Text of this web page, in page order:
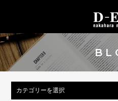
カテゴリーを選択